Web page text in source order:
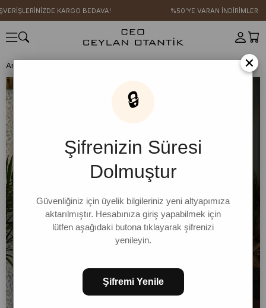
KARGO BEDAVA! %50'YE VARAN İNDİRİMLER
Anasayfa Nostalji Omuz Şalı
×
🔒
Şifrenizin Süresi
Dolmuştur
Güvenliğiniz için üyelik bilgileriniz yeni altyapımıza
aktarılmıştır. Hesabınıza giriş yapabilmek için
lütfen aşağıdaki butona tıklayarak şifrenizi
yenileyin.
Şifremi Yenile